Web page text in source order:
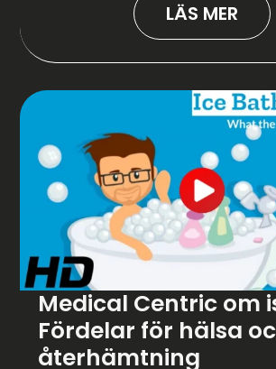
LÄS MER
Medical Centric om
Fördelar för hälsa
återhämtning